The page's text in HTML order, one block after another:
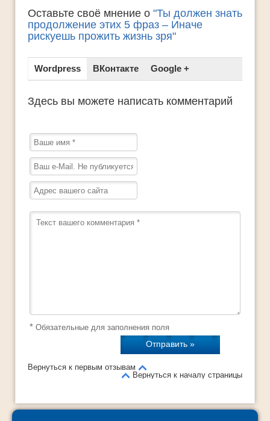
Оставьте своё мнение о "Ты должен знать
продолжение этих 5 фраз – Иначе
рискуешь прожить жизнь зря"
Wordpress ВКонтакте Google +
Здесь вы можете написать комментарий
* Обязательные для заполнения поля
Вернуться к первым отзывам
Вернуться к началу страницы